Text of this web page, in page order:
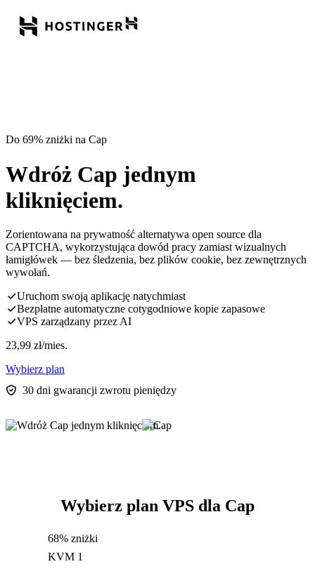
Do 69% zniżki na Cap
Wdróż Cap jednym
kliknięciem.
Zorientowana na prywatność alternatywa open source dla
CAPTCHA, wykorzystująca dowód pracy zamiast wizualnych
łamigłówek — bez śledzenia, bez plików cookie, bez zewnętrznych
wywołań.
Uruchom swoją aplikację natychmiast
Bezpłatne automatyczne cotygodniowe kopie zapasowe
VPS zarządzany przez AI
23,99 zł/mies.
Wybierz plan
30 dni gwarancji zwrotu pieniędzy
Wybierz plan VPS dla Cap
68% zniżki
KVM 1